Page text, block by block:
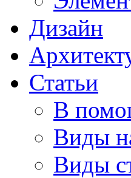
Дизайн
Статьи
В
Виды
Виды